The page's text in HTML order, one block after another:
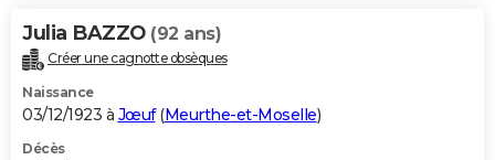
Julia BAZZO (92 ans)
Créer une cagnotte obsèques
Naissance
03/12/1923 à Jœuf(Meurthe-et-Moselle)
Décès